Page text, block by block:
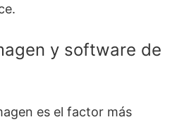
y software de
es el factor más